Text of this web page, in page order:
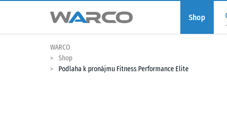
Shop
WARCO
Shop
Podlaha k pronájmu Fitness Performance Elite